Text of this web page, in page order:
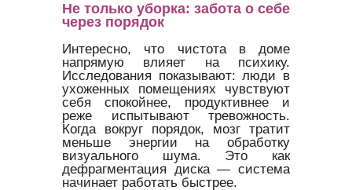
Не только уборка: забота о себе
через порядок
Интересно, что чистота в доме
напрямую влияет на психику.
Исследования показывают: люди в
ухоженных помещениях чувствуют
себя спокойнее, продуктивнее и
реже испытывают тревожность.
Когда вокруг порядок, мозг тратит
меньше энергии на обработку
визуального шума. Это как
дефрагментация диска — система
начинает работать быстрее.